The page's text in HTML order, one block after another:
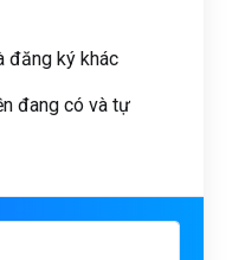
đăng ký khác
đang có và tự